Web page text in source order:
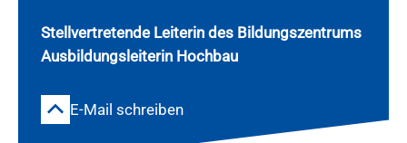
Stellvertretende Leiterin des Bildungszentrums
Ausbildungsleiterin Hochbau
E-Mail schreiben